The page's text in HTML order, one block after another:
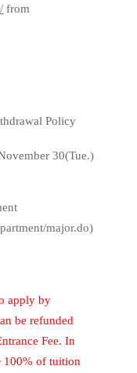
from
Policy
30(Tue.)
major.do)
apply by
be refunded
Fee. In
100% of tuition